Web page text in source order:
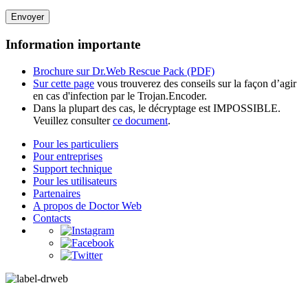
Envoyer
Information importante
Brochure sur Dr.Web Rescue Pack (PDF)
Sur cette page vous trouverez des conseils sur la façon d’agir
en cas d'infection par le Trojan.Encoder.
Dans la plupart des cas, le décryptage est IMPOSSIBLE.
Veuillez consulterce document.
Pour les particuliers
Pour entreprises
Support technique
Pour les utilisateurs
Partenaires
A propos de Doctor Web
Contacts